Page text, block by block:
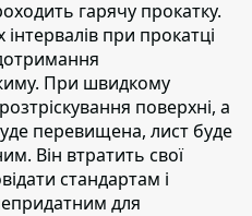
гарячу прокатку.
при прокатці
При швидкому
поверхні, а
перевищена, лист буде
Він втратить свої
стандартам і
для